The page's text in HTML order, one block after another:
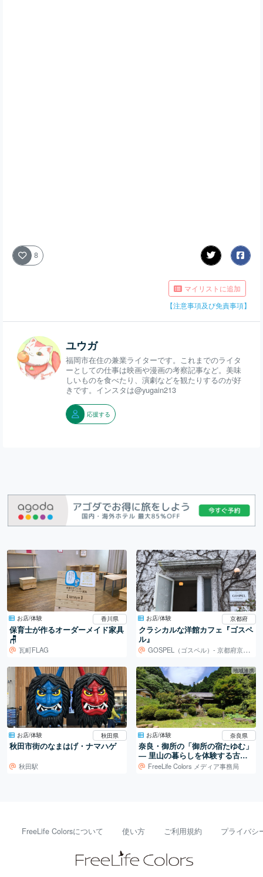
8
マイリストに追加
【注意事項及び免責事項】
ユウガ
福岡市在住の兼業ライターです。これまでのライタ
ーとしての仕事は映画や漫画の考察記事など。美味
しいものを食べたり、演劇などを観たりするのが好
きです。インスタは@yugain213
応援する
お店/体験 香川県
保育士が作るオーダーメイド家具
🪑
瓦町FLAG
お店/体験 京都府
クラシカルな洋館カフェ『ゴスペ
ル』
GOSPEL（ゴスペル）- 京都府京都市
お店/体験 秋田県
秋田市街のなまはげ・ナマハゲ
秋田駅
地域連携
お店/体験 奈良県
奈良・御所の「御所の宿たゆむ」
― 里山の暮らしを体験する古民
家宿FreeLife Colors メディア事務局
FreeLife Colorsについて 使い方 ご利用規約 プライバシ